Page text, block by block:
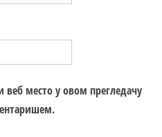
веб место у овом прегледачу